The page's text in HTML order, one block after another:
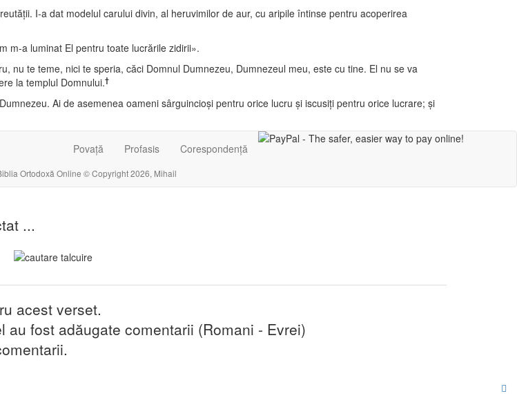
I-a dat modelul carului divin, al heruvimilor de aur, cu aripile întinse pentru acoperirea
m-a luminat El pentru toate lucrările zidirii».
nu te teme, nici te speria, căci Domnul Dumnezeu, Dumnezeul meu, este cu tine. El nu se va
la templul Domnului.†
Ai de asemenea oameni sârguincioşi pentru orice lucru şi iscusiţi pentru orice lucrare; şi
Povață Profasis Corespondență
Ortodoxă Online © Copyright 2026, Mihail
...
acest verset.
fost adăugate comentarii (Romani - Evrei)